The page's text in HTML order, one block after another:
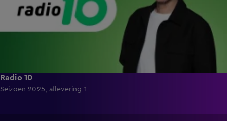
Radio 10
Seizoen 2025, aflevering 1